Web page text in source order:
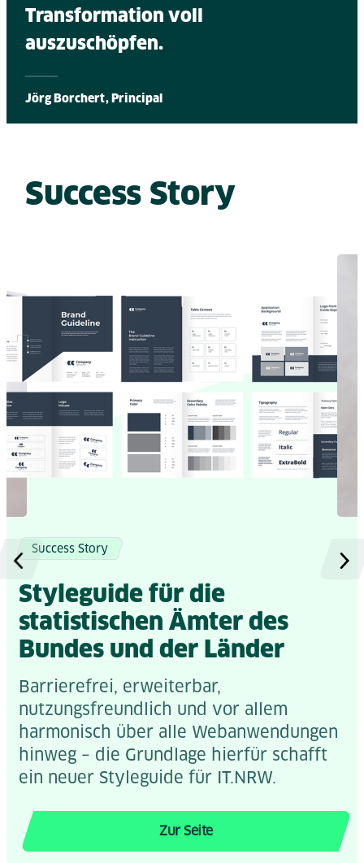
Transformation voll
auszuschöpfen.
Jörg Borchert, Principal
Success Story
Success Story
Styleguide für die
statistischen Ämter des
Bundes und der Länder
Barrierefrei, erweiterbar,
nutzungsfreundlich und vor allem
harmonisch über alle Webanwendungen
hinweg – die Grundlage hierfür schafft
ein neuer Styleguide für IT.NRW.
Zur Seite